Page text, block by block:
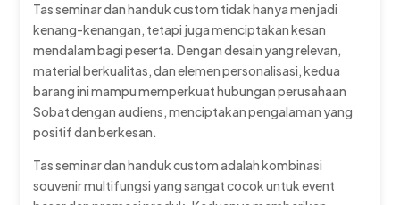
Tas seminar dan handuk custom tidak hanya menjadi
kenang-kenangan, tetapi juga menciptakan kesan
mendalam bagi peserta. Dengan desain yang relevan,
material berkualitas, dan elemen personalisasi, kedua
barang ini mampu memperkuat hubungan perusahaan
Sobat dengan audiens, menciptakan pengalaman yang
positif dan berkesan.
Tas seminar dan handuk custom adalah kombinasi
souvenir multifungsi yang sangat cocok untuk event